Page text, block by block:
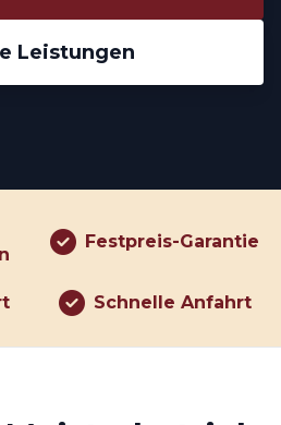
Leistungen
Festpreis-Garantie
Schnelle Anfahrt